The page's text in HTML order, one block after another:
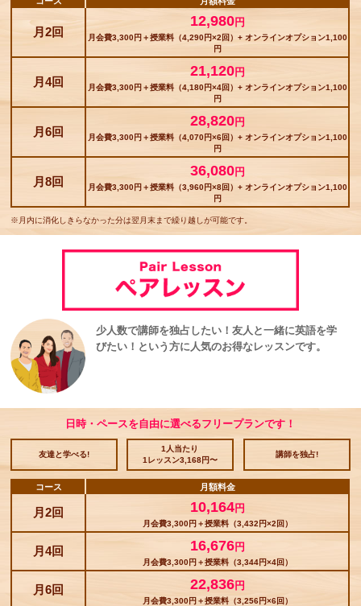
月2回
12,980円
月会費3,300円＋授業料（4,290円×2回）+ オンラインオプション1,100
円
月4回
21,120円
月会費3,300円＋授業料（4,180円×4回）+ オンラインオプション1,100
円
月6回
28,820円
月会費3,300円＋授業料（4,070円×6回）+ オンラインオプション1,100
円
月8回
36,080円
月会費3,300円＋授業料（3,960円×8回）+ オンラインオプション1,100
円
※月内に消化しきらなかった分は翌月末まで繰り越しが可能です。
少人数で講師を独占したい！友人と一緒に英語を学
びたい！という方に人気のお得なレッスンです。
日時・ペースを自由に選べるフリープランです！
友達と学べる!
1人当たり
1レッスン3,168円〜
講師を独占!
コース 月額料金
月2回 10,164円
月会費3,300円＋授業料（3,432円×2回）
月4回 16,676円
月会費3,300円＋授業料（3,344円×4回）
月6回 22,836円
月会費3,300円＋授業料（3,256円×6回）